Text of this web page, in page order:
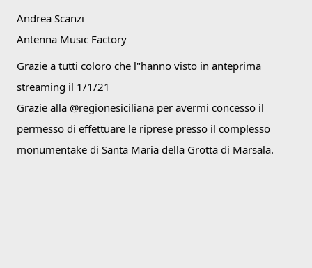
Andrea Scanzi
Antenna Music Factory
Grazie a tutti coloro che l"hanno visto in anteprima
streaming il 1/1/21
Grazie alla @regionesiciliana per avermi concesso il
permesso di effettuare le riprese presso il complesso
monumentake di Santa Maria della Grotta di Marsala.